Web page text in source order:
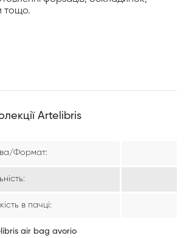
тощо.
Artelibris
Формат:
в пачці:
air bag avorio